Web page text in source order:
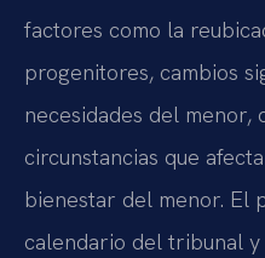
factores como la
progenitores, cambios
necesidades del menor,
circunstancias que
bienestar del menor. El
calendario del tribunal